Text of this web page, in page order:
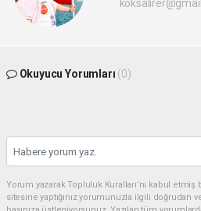
Okuyucu Yorumları (0)
Yorum yazarak Topluluk Kuralları’nı kabul
sitesine yaptığınız yorumunuzla ilgili doğrudan